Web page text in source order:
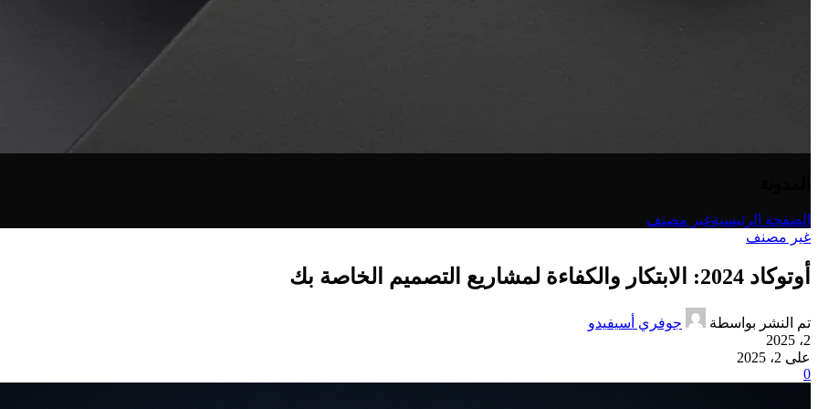
الصفحة الرئيسيةغير مصنف
غير مصنف
أوتوكاد 2024: الابتكار والكفاءة لمشاريع التصميم الخاصة بك
تم النشر بواسطة
جوفري أسيفيدو
2، 2025
على 2، 2025
0